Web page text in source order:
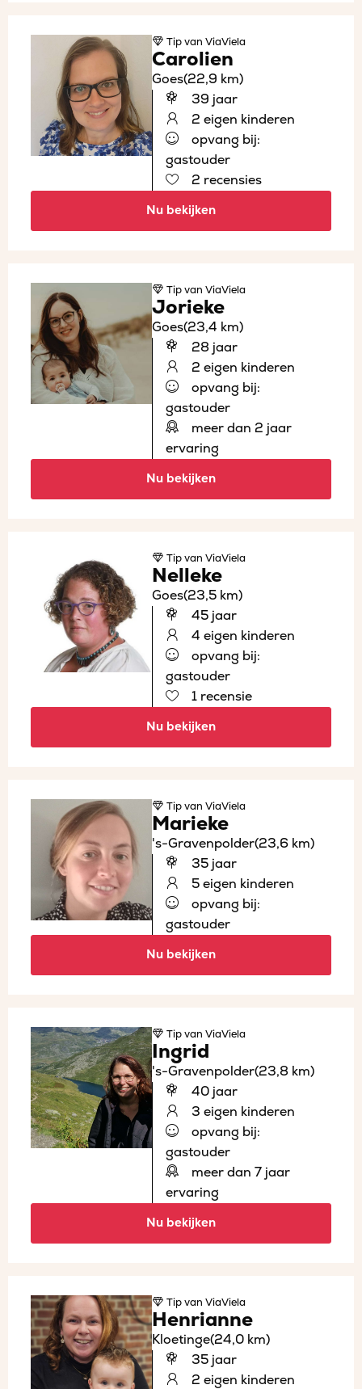
Tipvan ViaViela
Carolien
Goes(22,9 km)
39 jaar
2 eigen kinderen
opvang bij:
gastouder
2 recensies
Nu bekijken
Tipvan ViaViela
Jorieke
Goes(23,4 km)
28 jaar
2 eigen kinderen
opvang bij:
gastouder
meer dan 2 jaar
ervaring
Nu bekijken
Tipvan ViaViela
Nelleke
Goes(23,5 km)
45 jaar
4 eigen kinderen
opvang bij:
gastouder
1 recensie
Nu bekijken
Tipvan ViaViela
Marieke
's-Gravenpolder(23,6 km)
35 jaar
5 eigen kinderen
opvang bij:
gastouder
Nu bekijken
Tipvan ViaViela
Ingrid
's-Gravenpolder(23,8 km)
40 jaar
3 eigen kinderen
opvang bij:
gastouder
meer dan 7 jaar
ervaring
Nu bekijken
Tipvan ViaViela
Henrianne
Kloetinge(24,0 km)
35 jaar
2 eigen kinderen